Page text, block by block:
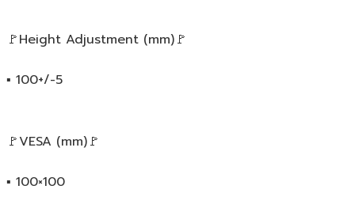
🚩Height Adjustment (mm)🚩
▪️ 100+/-5
🚩VESA (mm)🚩
▪️ 100×100